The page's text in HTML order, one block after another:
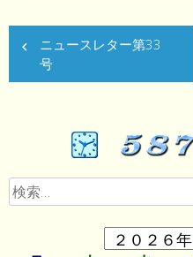
ニュースレター第33
号
検
索: